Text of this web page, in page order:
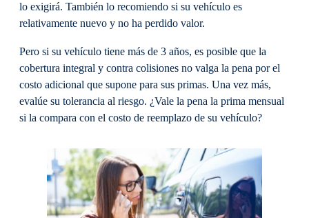
lo exigirá. También lo recomiendo si su vehículo es
relativamente nuevo y no ha perdido valor.
Pero si su vehículo tiene más de 3 años, es posible que la
cobertura integral y contra colisiones no valga la pena por el
costo adicional que supone para sus primas. Una vez más,
evalúe su tolerancia al riesgo. ¿Vale la pena la prima mensual
si la compara con el costo de reemplazo de su vehículo?